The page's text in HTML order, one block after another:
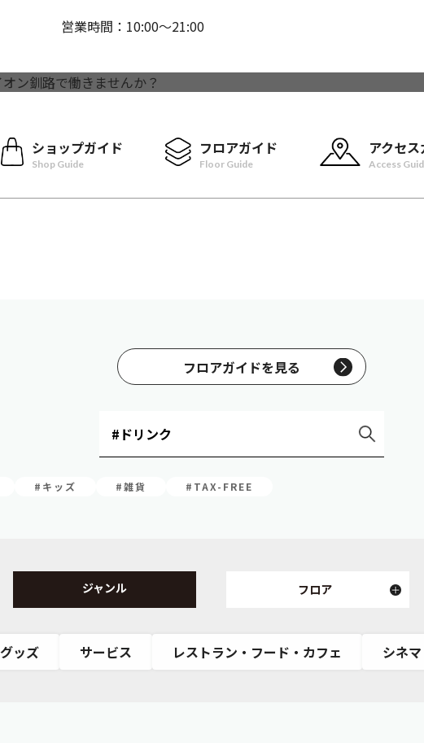
営業時間：10:00〜21:00
ショップガイド
Shop Guide
フロアガイド
Floor Guide
アクセ
Access
フロアガイドを見る
#キッズ #雑貨 #TAX-FREE
ジャンル フロア
グッズ サービス レストラン・フード・カフェ シネマ